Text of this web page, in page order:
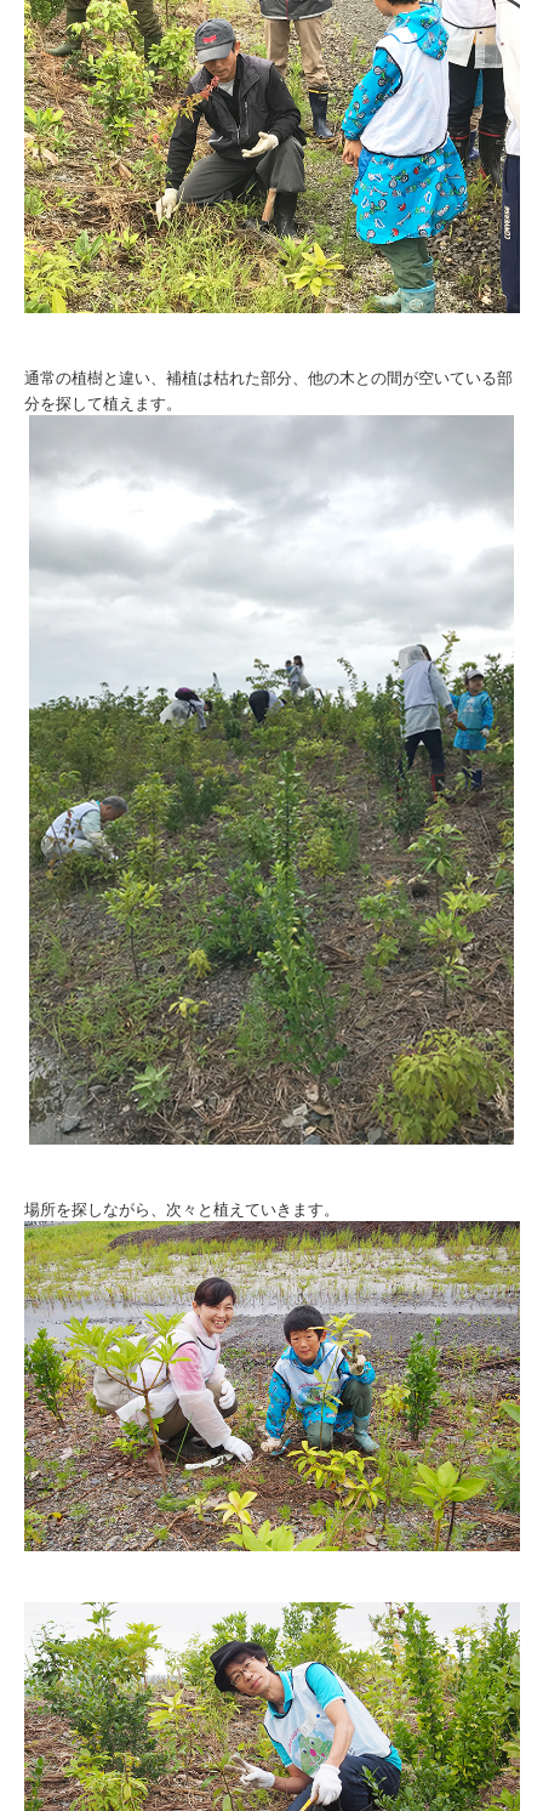
通常の植樹と違い、補植は枯れた部分、他の木との間が空いている部
分を探して植えます。
場所を探しながら、次々と植えていきます。